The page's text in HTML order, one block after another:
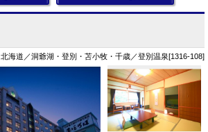
北海道／洞爺湖・登別・苫小牧・千歳／登別温泉[1316-108]